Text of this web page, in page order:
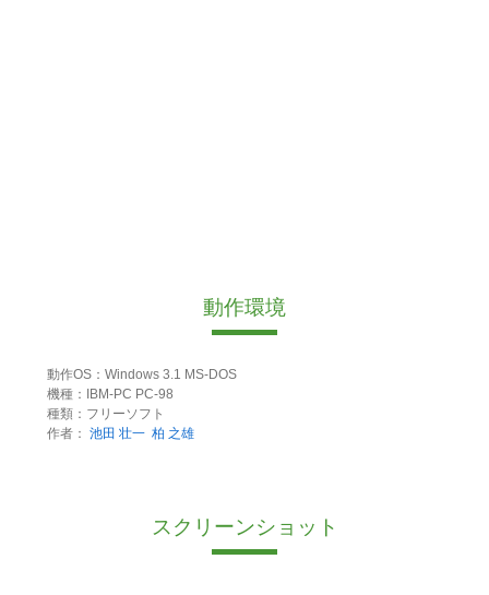
動作環境
動作OS：Windows 3.1 MS-DOS
機種：IBM-PC PC-98
種類：フリーソフト
作者： 池田 壮一 柏 之雄
スクリーンショット